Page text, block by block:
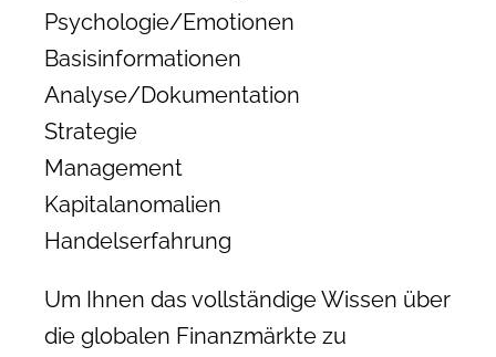
Psychologie/Emotionen
Basisinformationen
Analyse/Dokumentation
Strategie
Management
Kapitalanomalien
Handelserfahrung
Um Ihnen das vollständige Wissen über
die globalen Finanzmärkte zu